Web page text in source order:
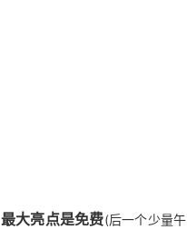
最大亮点是免费(后一个少量午